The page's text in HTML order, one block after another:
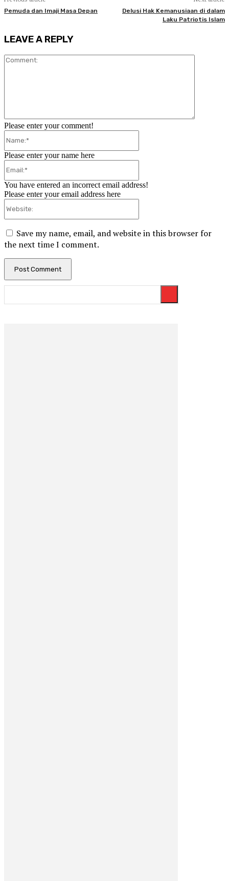
Pemuda dan Imaji Masa Depan
Delusi Hak Kemanusiaan di dalam
Laku Patriotis Islam
LEAVE A REPLY
Please enter your comment!
Please enter your name here
You have entered an incorrect email address!
Please enter your email address here
Save my name, email, and website in this browser for
the next time I comment.